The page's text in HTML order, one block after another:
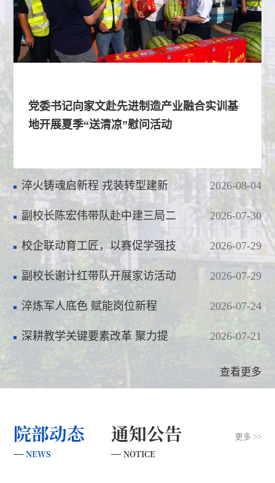
党委书记向家文赴先进制造产业融合实训基
地开展夏季“送清凉”慰问活动
淬火铸魂启新程 戎装转型建新
功——武昌区2026年度转业军
2026-08-04
副校长陈宏伟带队赴中建三局二
公司检测与测量中心调研
2026-07-30
校企联动育工匠，以赛促学强技
能——长江武汉航道工程局第
2026-07-29
副校长谢计红带队开展家访活动 2026-07-29
淬炼军人底色 赋能岗位新程
——武昌区2026年度安排工作退
2026-07-24
深耕教学关键要素改革 聚力提
质育人——学校召开第十二次
2026-07-21
查看更多
院部动态
NEWS
通知公告
NOTICE
更多 >>